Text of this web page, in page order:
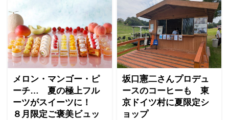
メロン・マンゴー・ピ
ーチ… 夏の極上フル
ーツがスイーツに！
８月限定ご褒美ビュッ
坂口憲二さんプロデュ
ースのコーヒーも 東
京ドイツ村に夏限定シ
ョップ